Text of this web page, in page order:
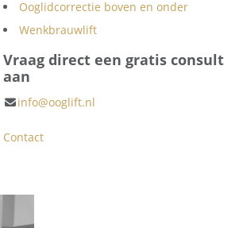
Ooglidcorrectie boven en onder
Wenkbrauwlift
Vraag direct een gratis consult
aan
info@ooglift.nl
Contact